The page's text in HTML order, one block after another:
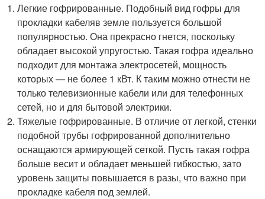
Легкие гофрированные. Подобный вид гофры для
прокладки кабеляв земле пользуется большой
популярностью. Она прекрасно гнется, поскольку
обладает высокой упругостью. Такая гофра идеально
подходит для монтажа электросетей, мощность
которых — не более 1 кВт. К таким можно отнести не
только телевизионные кабели или для телефонных
сетей, но и для бытовой электрики.
Тяжелые гофрированные. В отличие от легкой, стенки
подобной трубы гофрированной дополнительно
оснащаются армирующей сеткой. Пусть такая гофра
больше весит и обладает меньшей гибкостью, зато
уровень защиты повышается в разы, что важно при
прокладке кабеля под землей.